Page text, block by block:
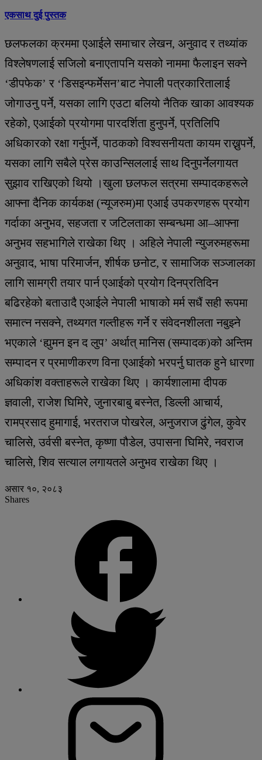
एकसाथ दुई पुस्तक
छलफलका क्रममा एआईले समाचार लेखन, अनुवाद र तथ्यांक
विश्लेषणलाई सजिलो बनाएतापनि यसको नाममा फैलाइन सक्ने
‘डीपफेक’ र ‘डिसइन्फर्मेसन’बाट नेपाली पत्रकारितालाई
जोगाउनु पर्ने, यसका लागि एउटा बलियो नैतिक खाका आवश्यक
रहेको, एआईको प्रयोगमा पारदर्शिता हुनुपर्ने, प्रतिलिपि
अधिकारको रक्षा गर्नुपर्ने, पाठकको विश्वसनीयता कायम राख्नुपर्ने,
यसका लागि सबैले प्रेस काउन्सिललाई साथ दिनुपर्नेलगायत
सुझाव राखिएको थियो ।खुला छलफल सत्रमा सम्पादकहरूले
आफ्ना दैनिक कार्यकक्ष (न्यूजरुम)मा एआई उपकरणहरू प्रयोग
गर्दाका अनुभव, सहजता र जटिलताका सम्बन्धमा आ–आफ्ना
अनुभव सहभागिले राखेका थिए । अहिले नेपाली न्युजरुमहरूमा
अनुवाद, भाषा परिमार्जन, शीर्षक छनोट, र सामाजिक सञ्जालका
लागि सामग्री तयार पार्न एआईको प्रयोग दिनप्रतिदिन
बढिरहेको बताउादै एआईले नेपाली भाषाको मर्म सधैं सही रूपमा
समात्न नसक्ने, तथ्यगत गल्तीहरू गर्ने र संवेदनशीलता नबुझ्ने
भएकाले ‘ह्युमन इन द लुप’ अर्थात् मानिस (सम्पादक)को अन्तिम
सम्पादन र प्रमाणीकरण विना एआईको भरपर्नु घातक हुने धारणा
अधिकांश वक्ताहरूले राखेका थिए । कार्यशालामा दीपक
ज्ञवाली, राजेश घिमिरे, जुनारबाबु बस्नेत, डिल्ली आचार्य,
रामप्रसाद हुमागाई, भरतराज पोखरेल, अनुजराज ढुंगेल, कुवेर
चालिसे, उर्वसी बस्नेत, कृष्णा पौडेल, उपासना घिमिरे, नवराज
चालिसे, शिव सत्याल लगायतले अनुभव राखेका थिए ।
असार १०, २०८३
Shares